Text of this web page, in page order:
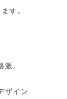
す。
。
ザイン